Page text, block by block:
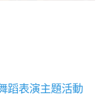
蹈表演主題活動